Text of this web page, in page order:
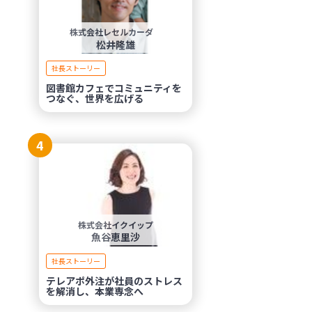
株式会社レセルカーダ
松井隆雄
社長ストーリー
図書館カフェでコミュニティを
つなぐ、世界を広げる
4
株式会社イクイップ
魚谷恵里沙
社長ストーリー
テレアポ外注が社員のストレス
を解消し、本業専念へ